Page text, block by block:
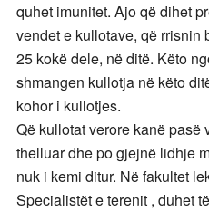
quhet imunitet. Ajo që dihet
vendet e kullotave, që rrisnin
25 kokë dele, në ditë. Këto
shmangen kullotja në këto
kohor i kullotjes.
Që kullotat verore kanë pasë
thelluar dhe po gjejnë lidhje
nuk i kemi ditur. Në fakultet
Specialistët e terenit , duhet